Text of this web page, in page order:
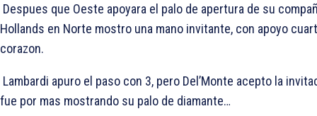
Despues que Oeste apoyara el palo de apertura de su
Hollands en Norte mostro una mano invitante, con apoyo
corazon.
Lambardi apuro el paso con 3, pero Del’Monte acepto la
fue por mas mostrando su palo de diamante…